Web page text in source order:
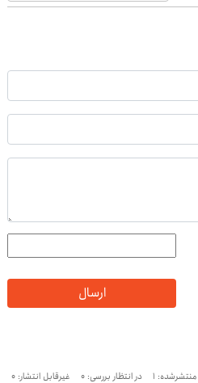
ارسال
منتشرشده: 1 در انتظار بررسی: 0 غیرقابل انتشار: 0